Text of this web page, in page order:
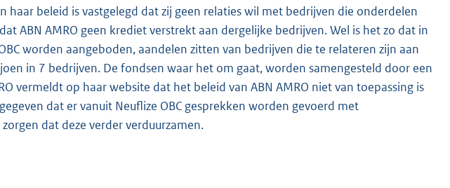
haar beleid is vastgelegd dat zij geen relaties wil met bedrijven die onderdelen
ABN AMRO geen krediet verstrekt aan dergelijke bedrijven. Wel is het zo dat in
worden aangeboden, aandelen zitten van bedrijven die te relateren zijn aan
in 7 bedrijven. De fondsen waar het om gaat, worden samengesteld door een
vermeldt op haar website dat het beleid van ABN AMRO niet van toepassing is
dat er vanuit Neuflize OBC gesprekken worden gevoerd met
dat deze verder verduurzamen.